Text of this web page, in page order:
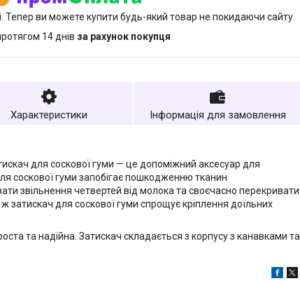
Тепер ви можете купити будь-який товар не покидаючи сайту.
14 днів за рахунок покупця
Характеристики Інформація для замовлення
для соскової гуми — це допоміжний аксесуар для
соскової гуми запобігає пошкодженню тканин
звільнення четвертей від молока та своєчасно перекривати
затискач для соскової гуми спрощує кріплення доїльних
та надійна. Затискач складається з корпусу з канавками та